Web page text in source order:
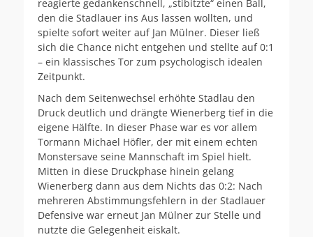
reagierte gedankenschnell, „stibitzte“ einen Ball,
den die Stadlauer ins Aus lassen wollten, und
spielte sofort weiter auf Jan Mülner. Dieser ließ
sich die Chance nicht entgehen und stellte auf 0:1
– ein klassisches Tor zum psychologisch idealen
Zeitpunkt.
Nach dem Seitenwechsel erhöhte Stadlau den
Druck deutlich und drängte Wienerberg tief in die
eigene Hälfte. In dieser Phase war es vor allem
Tormann Michael Höfler, der mit einem echten
Monstersave seine Mannschaft im Spiel hielt.
Mitten in diese Druckphase hinein gelang
Wienerberg dann aus dem Nichts das 0:2: Nach
mehreren Abstimmungsfehlern in der Stadlauer
Defensive war erneut Jan Mülner zur Stelle und
nutzte die Gelegenheit eiskalt.